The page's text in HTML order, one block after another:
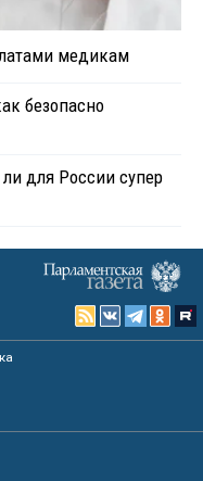
медикам
безопасно
для России супер